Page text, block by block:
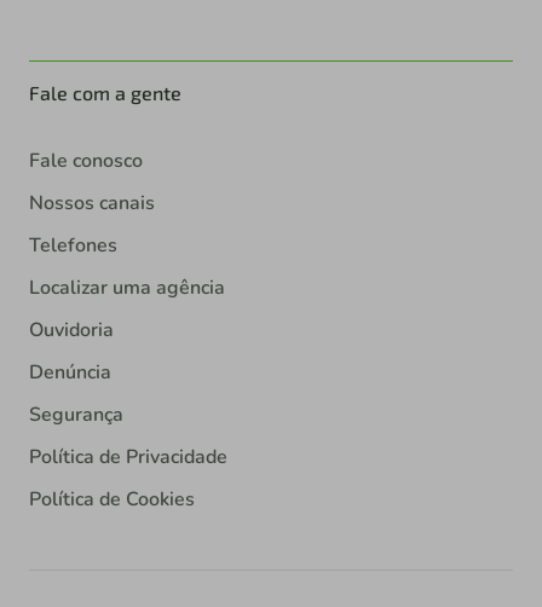
Fale com a gente
Fale conosco
Nossos canais
Telefones
Localizar uma agência
Ouvidoria
Denúncia
Segurança
Política de Privacidade
Política de Cookies